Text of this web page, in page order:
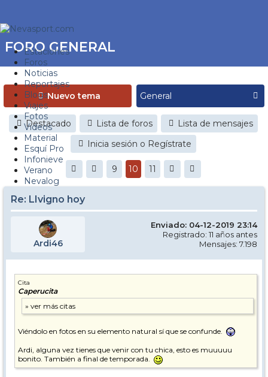
Estaciones
Foros
Noticias
Reportajes
Blogs
Viajes
Fotos
Videos
Material
Esquí Pro
Infonieve
Verano
Nevalog
FORO GENERAL
Nuevo tema
Destacado Lista de foros
Lista de mensajes
Inicia sesión o Regístrate
9 10 11
Re: LIvigno hoy
Ardi46
Enviado: 04-12-2019 23:14
Registrado: 11 años antes
Mensajes: 7.198
Cita
Caperucita
Viéndolo en fotos en su elemento natural sí que se confunde.
Ardi, alguna vez tienes que venir con tu chica, esto es muuuuu
bonito. También a final de temporada.